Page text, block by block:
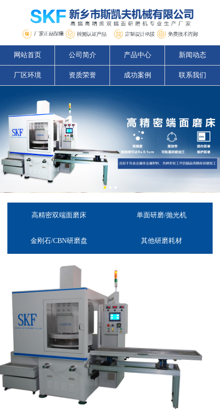
网站首页 公司简介 产品中心 新闻动态
厂区环境 资质荣誉 成功案例 联系我们
高精密双端面磨床 单面研磨/抛光机
金刚石/CBN研磨盘 其他研磨耗材